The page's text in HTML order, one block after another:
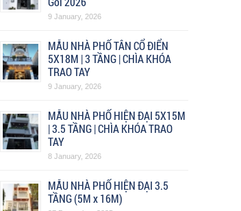
9 January, 2026
MẪU NHÀ PHỐ TÂN CỔ ĐIỂN
5X18M | 3 TẦNG | CHÌA KHÓA
TRAO TAY
9 January, 2026
MẪU NHÀ PHỐ HIỆN ĐẠI 5X15M
| 3.5 TẦNG | CHÌA KHÓA TRAO
TAY
8 January, 2026
MẪU NHÀ PHỐ HIỆN ĐẠI 3.5
TẦNG (5M x 16M)